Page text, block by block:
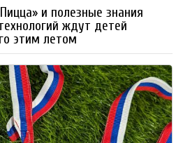
и полезные знания
ждут детей
этим летом